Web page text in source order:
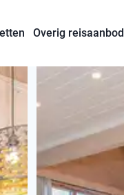
Overig reisaanbod